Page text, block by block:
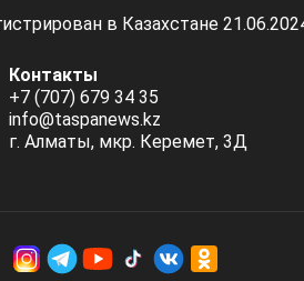
в Казахстане
Контакты
+7 (707) 679 34 35
info@taspanews.kz
г. Алматы, мкр. Керемет, 3Д